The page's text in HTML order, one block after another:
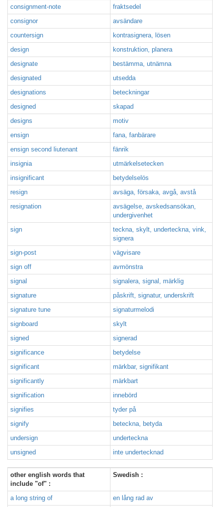
consignment-note
fraktsedel
consignor
avsändare
countersign
kontrasignera, lösen
design
konstruktion, planera
designate
bestämma, utnämna
designated
utsedda
designations
beteckningar
designed
skapad
designs
motiv
ensign
fana, fanbärare
ensign second liutenant
fänrik
insignia
utmärkelsetecken
insignificant
betydelselös
resign
avsäga, försaka, avgå, avstå
resignation
avsägelse, avskedsansökan,
undergivenhet
sign
teckna, skylt, underteckna, vink,
signera
sign-post
vägvisare
sign off
avmönstra
signal
signalera, signal, märklig
signature
påskrift, signatur, underskrift
signature tune
signaturmelodi
signboard
skylt
signed
signerad
significance
betydelse
significant
märkbar, signifikant
significantly
märkbart
signification
innebörd
signifies
tyder på
signify
beteckna, betyda
undersign
underteckna
unsigned
inte undertecknad
other english words that
include "of" :
Swedish :
a long string of
en lång rad av